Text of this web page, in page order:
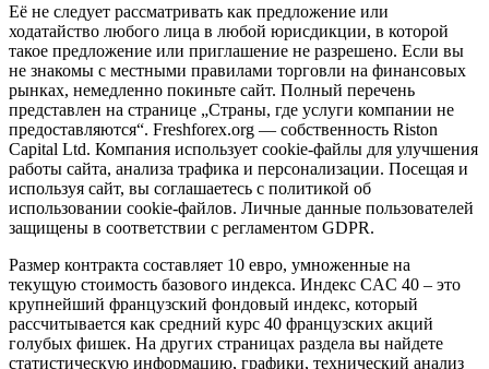
Её не следует рассматривать как предложение или
ходатайство любого лица в любой юрисдикции, в которой
такое предложение или приглашение не разрешено. Если вы
не знакомы с местными правилами торговли на финансовых
рынках, немедленно покиньте сайт. Полный перечень
представлен на странице „Страны, где услуги компании не
предоставляются“. Freshforex.org — собственность Riston
Capital Ltd. Компания использует cookie-файлы для улучшения
работы сайта, анализа трафика и персонализации. Посещая и
используя сайт, вы соглашаетесь с политикой об
использовании cookie-файлов. Личные данные пользователей
защищены в соответствии с регламентом GDPR.
Размер контракта составляет 10 евро, умноженные на
текущую стоимость базового индекса. Индекс CAC 40 – это
крупнейший французский фондовый индекс, который
рассчитывается как средний курс 40 французских акций
голубых фишек. На других страницах раздела вы найдете
статистическую информацию, графики, технический анализ